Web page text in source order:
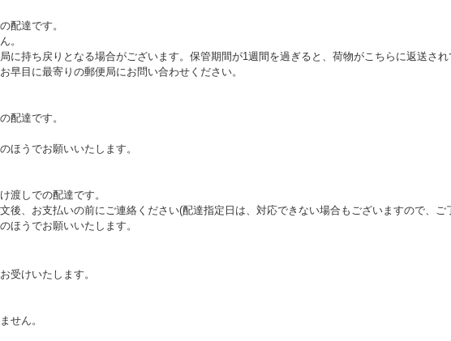
配達です。
。
に持ち戻りとなる場合がございます。保管期間が1週間を過ぎると、荷物がこちらに返送さ
早目に最寄りの郵便局にお問い合わせください。
配達です。
ほうでお願いいたします。
渡しでの配達です。
後、お支払いの前にご連絡ください(配達指定日は、対応できない場合もございますので、ご
ほうでお願いいたします。
受けいたします。
せん。